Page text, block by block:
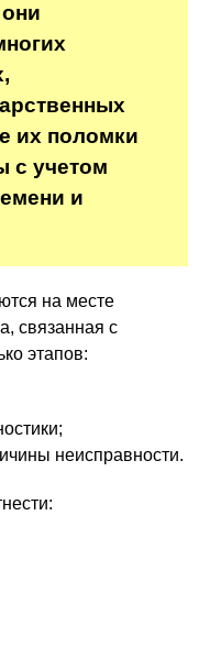
их поломки
с учетом
и
на месте
связанная с
этапов:
неисправности.